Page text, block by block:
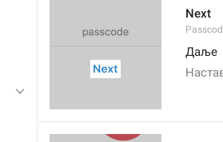
Next
Даље